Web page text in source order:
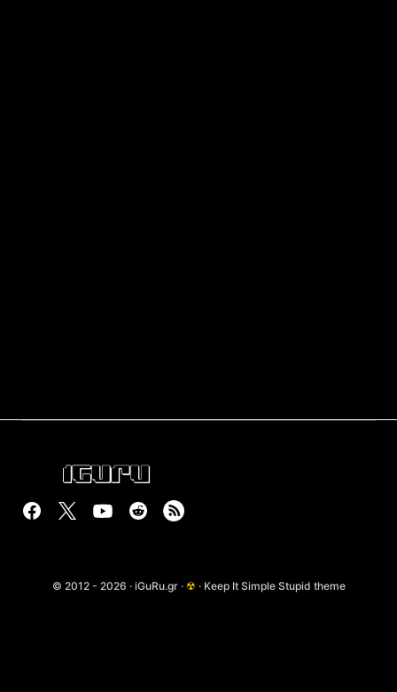
© 2012 - 2026 · iGuRu.gr · ☢ · Keep It Simple Stupid theme